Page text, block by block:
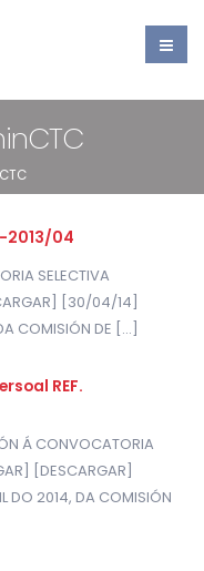
2013/04
SELECTIVA
[30/04/14]
COMISIÓN DE [...]
REF.
Á CONVOCATORIA
[DESCARGAR]
DO 2014, DA COMISIÓN